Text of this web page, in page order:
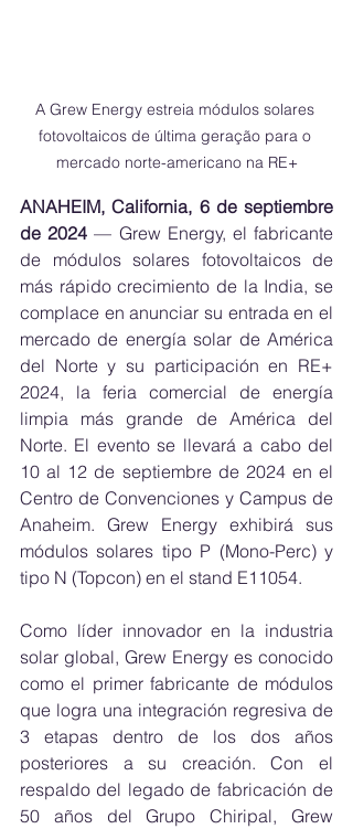
A Grew Energy estreia módulos solares
fotovoltaicos de última geração para o
mercado norte-americano na RE+
ANAHEIM, California, 6 de septiembre
de 2024 — Grew Energy, el fabricante
de módulos solares fotovoltaicos de
más rápido crecimiento de la India, se
complace en anunciar su entrada en el
mercado de energía solar de América
del Norte y su participación en RE+
2024, la feria comercial de energía
limpia más grande de América del
Norte. El evento se llevará a cabo del
10 al 12 de septiembre de 2024 en el
Centro de Convenciones y Campus de
Anaheim. Grew Energy exhibirá sus
módulos solares tipo P (Mono-Perc) y
tipo N (Topcon) en el stand E11054.
Como líder innovador en la industria
solar global, Grew Energy es conocido
como el primer fabricante de módulos
que logra una integración regresiva de
3 etapas dentro de los dos años
posteriores a su creación. Con el
respaldo del legado de fabricación de
50 años del Grupo Chiripal, Grew